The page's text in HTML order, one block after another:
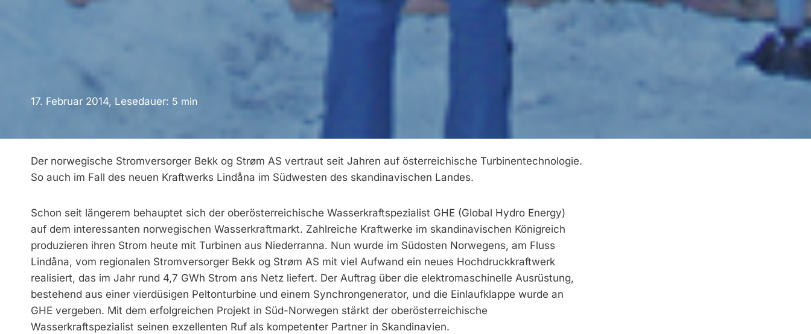
17. Februar 2014, Lesedauer: 5 min
Der norwegische Stromversorger Bekk og Strøm AS vertraut seit Jahren auf österreichische Turbinentechnologie.
So auch im Fall des neuen Kraftwerks Lindåna im Südwesten des skandinavischen Landes.
Schon seit längerem behauptet sich der oberösterreichische Wasserkraftspezialist GHE (Global Hydro Energy)
auf dem interessanten norwegischen Wasserkraftmarkt. Zahlreiche Kraftwerke im skandinavischen Königreich
produzieren ihren Strom heute mit Turbinen aus Niederranna. Nun wurde im Südosten Norwegens, am Fluss
Lindåna, vom regionalen Stromversorger Bekk og Strøm AS mit viel Aufwand ein neues Hochdruckkraftwerk
realisiert, das im Jahr rund 4,7 GWh Strom ans Netz liefert. Der Auftrag über die elektromaschinelle Ausrüstung,
bestehend aus einer vierdüsigen Peltonturbine und einem Synchrongenerator, und die Einlaufklappe wurde an
GHE vergeben. Mit dem erfolgreichen Projekt in Süd-Norwegen stärkt der oberösterreichische
Wasserkraftspezialist seinen exzellenten Ruf als kompetenter Partner in Skandinavien.